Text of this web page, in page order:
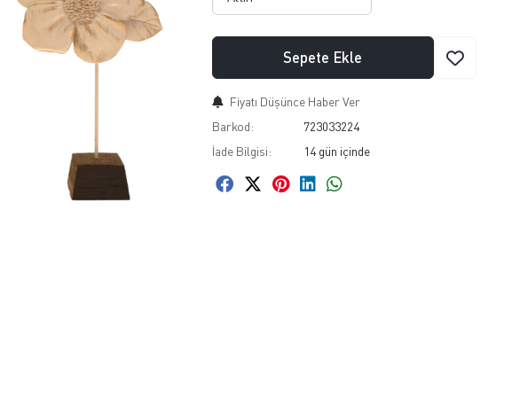
Sepete Ekle
Fiyatı Düşünce Haber Ver
Barkod:
723033224
İade Bilgisi: